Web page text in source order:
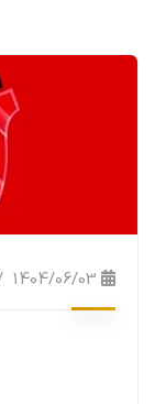
1404/06/03